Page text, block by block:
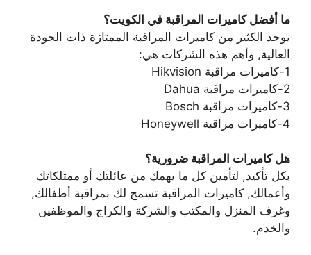
ما أفضل كاميرات المراقبة في الكويت؟
يوجد الكثير من كاميرات المراقبة الممتازة ذات الجودة
العالية, وأهم هذه الشركات هي:
1-كاميرات مراقبة Hikvision
2-كاميرات مراقبة Dahua
3-كاميرات مراقبة Bosch
4-كاميرات مراقبة Honeywell
هل كاميرات المراقبة ضرورية؟
بكل تأكيد, لتأمين كل ما يهمك من عائلتك أو ممتلكاتك
وأعمالك, كاميرات المراقبة تسمح لك بمراقبة أطفالك,
وغرف المنزل والمكتب والشركة والكراج والموظفين
والخدم.